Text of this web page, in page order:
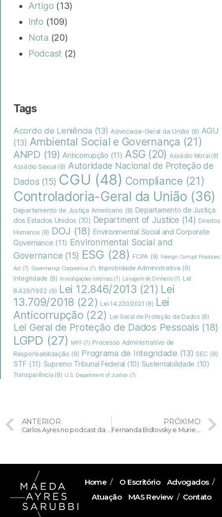
Artigo (13)
Info (109)
Nota (20)
Podcast (2)
Tags
Acordo de Leniência (13) Advocacia-Geral da União (9) AGU
(13) Ambiental Social e Governança (21)
ANPD (19) Anticorrupção (11) ASG (20) Assédio Moral (8)
Assédio Sexual (8) Autoridade Nacional de Proteção de
Dados (15) CGU (48) Compliance (21)
Controladoria-Geral da União (36)
Departamento de Justiça Americano (9) Departamento de Justiça
dos Estados Unidos (10) Department of Justice (14) Direitos
Humanos (8) DOJ (18) Environmental Social and Corporate
Governance (11) Environmental Social and
Governance (15) ESG (28) FCPA (9) Foreign Corrupt Practices
Act (7) Governança Corporativa (7) Improbidade Administrativa (9)
Integridade (9) Investigações Internas(7) Lavagem de Dinheiro(7) Lei
8.429/1992 (9) Lei 12.846/2013 (21) Lei
13.709/2018 (22) Lei 14.230/2021 (8) Lei
Anticorrupção (22) Lei Geral de Proteção de Dados (8)
Lei Geral de Proteção de Dados Pessoais (18)
LGPD (27) MPF(7) Processo Administrativo de
Responsabilização (9) Programa de Integridade (13) SEC (9)
STF (11) Supremo Tribunal Federal (10) Sustentabilidade (10)
Transparência (8) U.S. Department of Justice (7)
ANTERIOR PRÓXIMO
Home / O Escritório Advogados /
Atuação
MAS Review / Contato